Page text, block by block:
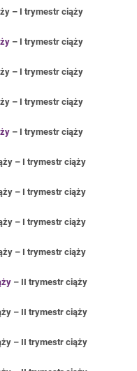
– I trymestr ciąży
– I trymestr ciąży
– I trymestr ciąży
– I trymestr ciąży
– I trymestr ciąży
– I trymestr ciąży
– I trymestr ciąży
– I trymestr ciąży
– I trymestr ciąży
– II trymestr ciąży
– II trymestr ciąży
– II trymestr ciąży